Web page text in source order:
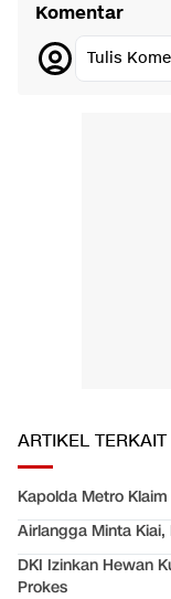
Komentar
Tulis
ARTIKEL TERKAIT
Kapolda Metro
Airlangga Minta
DKI Izinkan Hewan
Prokes